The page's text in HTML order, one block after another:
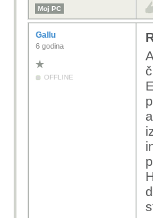
Moj PC
Gallu
6 godina
OFFLINE